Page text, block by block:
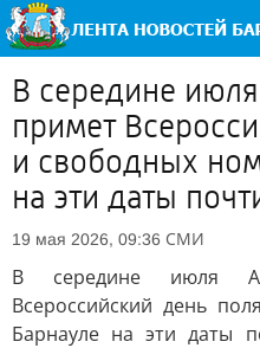
В середине
примет
и свободных
на эти даты
19 мая 2026, 09:36 СМИ
В середине июля
Всероссийский день
Барнауле на эти даты